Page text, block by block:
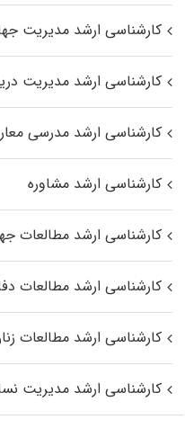
کارشناسی ارشد مدیریت
کارشناسی ارشد مدیریت
کارشناسی ارشد مدرسی
کارشناسی ارشد مشاوره
کارشناسی ارشد مطالعات
کارشناسی ارشد مطالعات
کارشناسی ارشد مطالعات
کارشناسی ارشد مدیریت